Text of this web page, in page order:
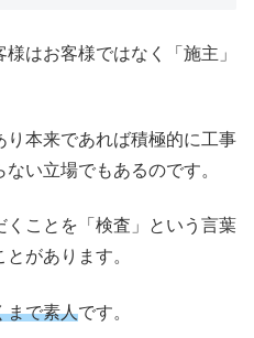
はお客様ではなく「施主」
り本来であれば積極的に工事
い立場でもあるのです。
ことを「検査」という言葉
があります。
まで素人です。